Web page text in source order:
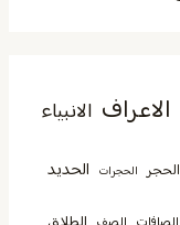
الاعراف الانبياء
الحجر الحجرات الحديد